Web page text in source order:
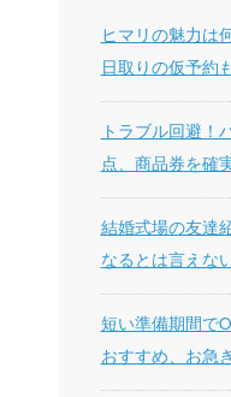
ヒマリの魅力は
日取りの仮予約
トラブル回避！
点、商品券を確
結婚式場の友達
なるとは言えな
短い準備期間で
おすすめ、お急